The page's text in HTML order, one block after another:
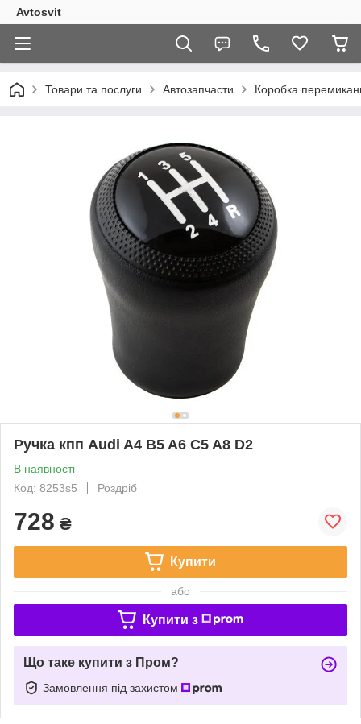
Avtosvit
Товари та послуги Автозапчасти Коробка
Ручка кпп Audi A4 B5 A6 C5 A8 D2
В наявності
Код: 8253s5
Роздріб
728 ₴
Купити
або
Купити з
Що таке купити з Пром?
Замовлення під захистом